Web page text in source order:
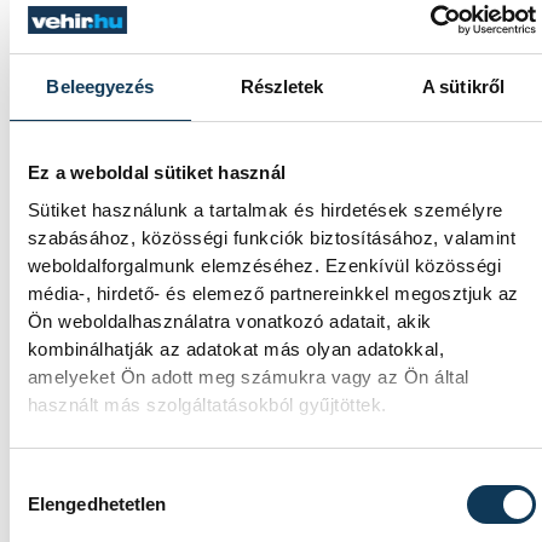
Beleegyezés Részletek A sütikről
Ez a weboldal sütiket használ
Sütiket használunk a tartalmak és hirdetések személyre
szabásához, közösségi funkciók biztosításához, valamint
weboldalforgalmunk elemzéséhez. Ezenkívül közösségi
média-, hirdető- és elemező partnereinkkel megosztjuk az
Ön weboldalhasználatra vonatkozó adatait, akik
kombinálhatják az adatokat más olyan adatokkal,
amelyeket Ön adott meg számukra vagy az Ön által
használt más szolgáltatásokból gyűjtöttek.
Elengedhetetlen
nem lehetett látni, a szakemberek
azonban távcsövekkel figyelték az
eseményt.
Rekordok Európában –
Magyarország a legforróbb,
Angliában szárazság tombol
Rá sem ismerünk Európára,
kontinensszerte rekordokat dönt a hőség.
Magyarország a legforróbb országok közé
került, miközben az Egyesült Királyságban
olyan száraz júliust mértek, amilyenre 155
éve nem volt példa.